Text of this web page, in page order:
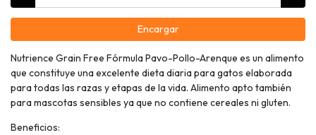
Encargar
Nutrience Grain Free Fórmula Pavo-Pollo-Arenque es un alimento
que constituye una excelente dieta diaria para gatos elaborada
para todas las razas y etapas de la vida. Alimento apto también
para mascotas sensibles ya que no contiene cereales ni gluten.
Beneficios: